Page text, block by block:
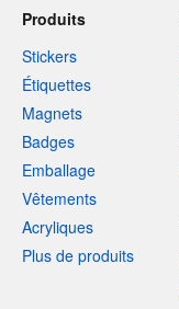
Produits
Stickers
Étiquettes
Magnets
Badges
Emballage
Vêtements
Acryliques
Plus de produits